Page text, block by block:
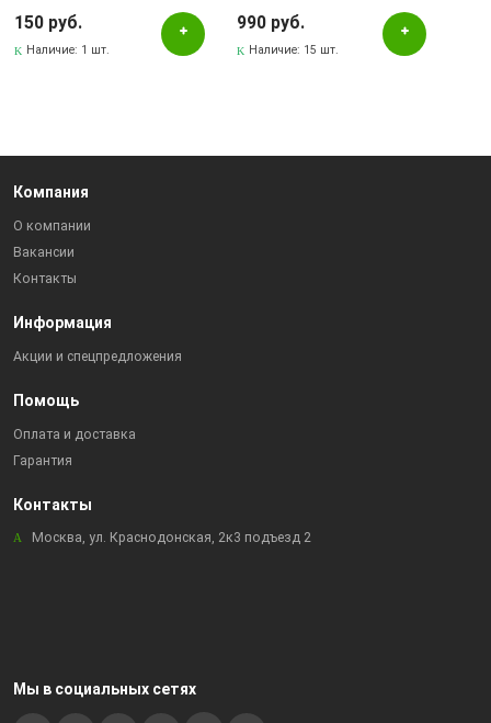
150 руб.
Наличие: 1 шт.
990 руб.
Наличие: 15 шт.
Компания
О компании
Вакансии
Контакты
Информация
Акции и спецпредложения
Помощь
Оплата и доставка
Гарантия
Контакты
Москва, ул. Краснодонская, 2к3 подъезд 2
Мы в социальных сетях